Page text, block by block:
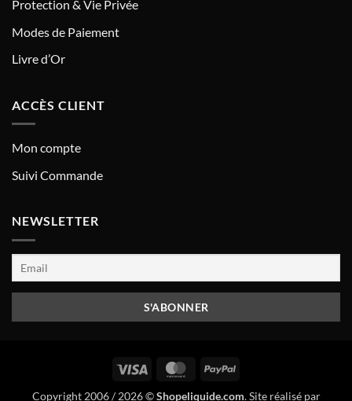
Protection & Vie Privée
Modes de Paiement
Livre d’Or
ACCÈS CLIENT
Mon compte
Suivi Commande
NEWSLETTER
Visa MasterCardPayPal
Copyright 2006 / 2026 ©Shopeliquide.com. Site réalisé par